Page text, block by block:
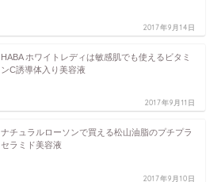
2017年9月14日
HABA ホワイトレディは敏感肌でも使えるビタミ
ンC誘導体入り美容液
2017年9月11日
ナチュラルローソンで買える松山油脂のプチプラ
セラミド美容液
2017年9月10日